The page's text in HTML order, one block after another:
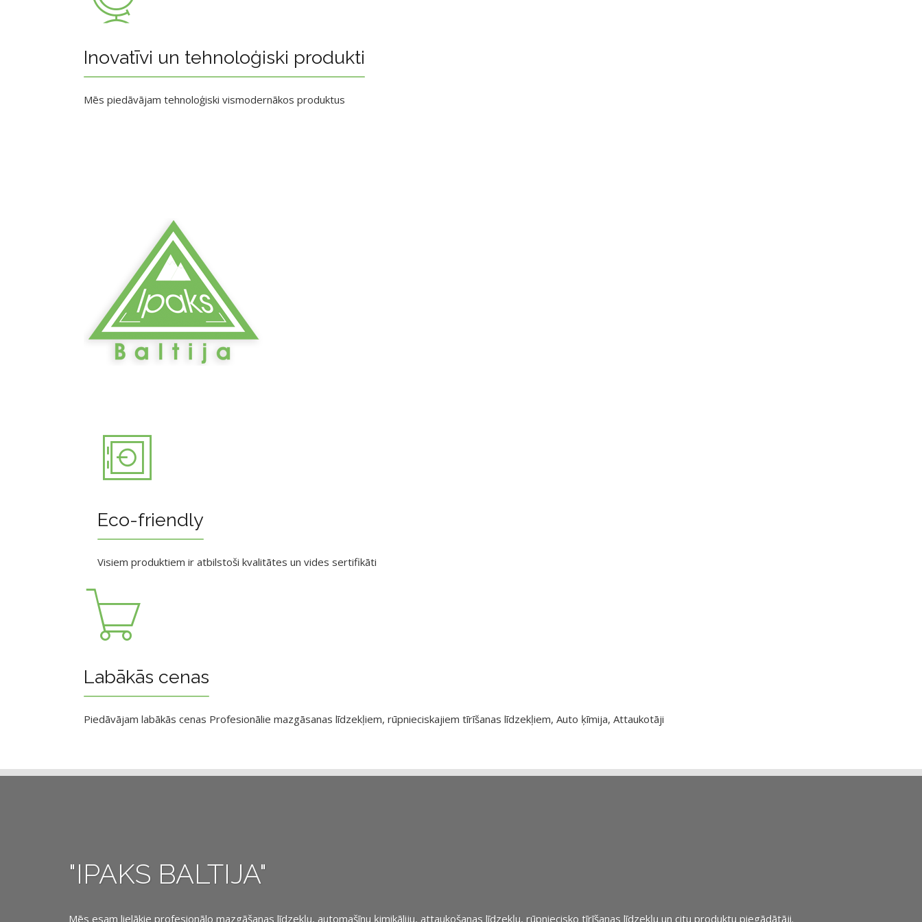
Inovatīvi un tehnoloģiski produkti
Mēs piedāvājam tehnoloģiski vismodernākos produktus
Eco-friendly
Visiem produktiem ir atbilstoši kvalitātes un vides sertifikāti
Labākās cenas
Piedāvājam labākās cenas Profesionālie mazgāsanas līdzekļiem, rūpnieciskajiem tīrīšanas līdzekļiem, Auto ķīmija, Attaukotāji
"IPAKS BALTIJA"
Mēs esam lielākie profesionālo mazgāšanas līdzekļu, automašīnu ķimikāliju, attaukošanas līdzekļu, rūpniecisko tīrīšanas līdzekļu un citu produktu piegādātāji.